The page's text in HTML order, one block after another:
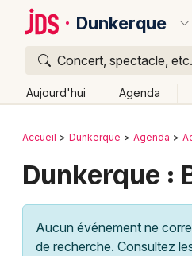
Dunkerque
Concert, spectacle, etc.
Aujourd'hui Agenda
Publier un événement
Grands événements
Bordeaux
Lille
Retour
Accueil Dunkerque Agenda
Dunkerque :
Aucun événement ne
de recherche. Consultez
Quoi ?
Où ?
Nord-Pas-de-Calais
Partout
Quand ?